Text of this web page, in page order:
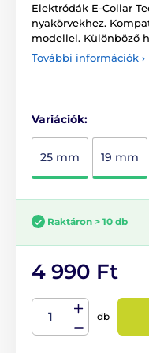
Elektródák E-Collar
nyakörvekhez.
modellel. Különböző
További információk ›
Variációk:
25 mm 19 mm
Raktáron > 10 db
4 990 Ft
db